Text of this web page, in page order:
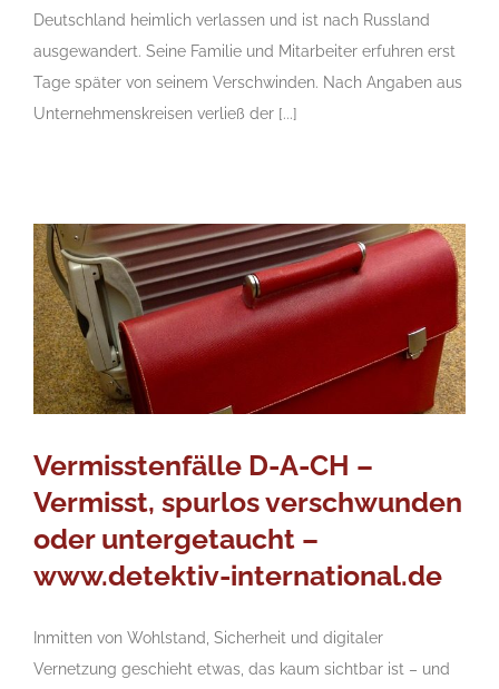
Deutschland heimlich verlassen und ist nach Russland
ausgewandert. Seine Familie und Mitarbeiter erfuhren erst
Tage später von seinem Verschwinden. Nach Angaben aus
Unternehmenskreisen verließ der [...]
Vermisstenfälle D-A-CH –
Vermisst, spurlos verschwunden
oder untergetaucht –
www.detektiv-international.de
Inmitten von Wohlstand, Sicherheit und digitaler
Vernetzung geschieht etwas, das kaum sichtbar ist – und